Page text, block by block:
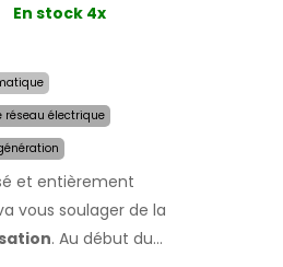
En stock 4x
réseau électrique
et entièrement
vous soulager de la
. Au début du